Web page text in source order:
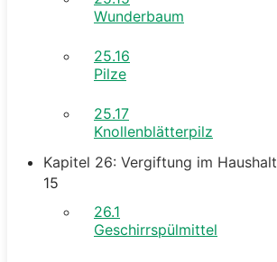
Wunderbaum
25.16
Pilze
25.17
Knollenblätterpilz
Kapitel 26: Vergiftung im Haushalt
15
26.1
Geschirrspülmittel